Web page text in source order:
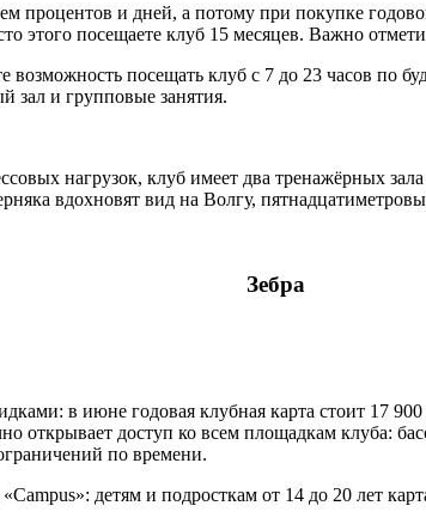
процентов и дней, а потому при покупке
этого посещаете клуб 15 месяцев. Важно
возможность посещать клуб с 7 до 23 часов
зал и групповые занятия.
нагрузок, клуб имеет два тренажёрных
вдохновят вид на Волгу,
Зебра
в июне годовая клубная карта стоит 17
открывает доступ ко всем площадкам клуба:
по времени.
детям и подросткам от 14 до 20 лет